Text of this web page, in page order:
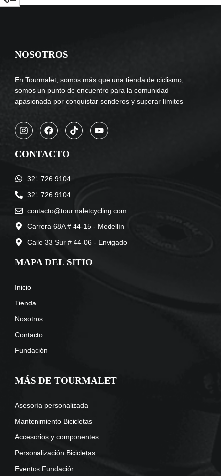
NOSOTROS
En Tourmalet, somos más que una tienda de ciclismo,
somos un punto de encuentro para la comunidad
apasionada por conquistar senderos y superar límites.
CONTACTO
321 726 9104
321 726 9104
contacto@tourmaletcycling.com
Carrera 68A # 44-15 - Medellín
Calle 33 Sur # 44-06 - Envigado
MAPA DEL SITIO
Inicio
Tienda
Nosotros
Contacto
Fundación
MÁS DE TOURMALET
Asesoría personalizada
Mantenimiento Bicicletas
Accesorios y componentes
Personalización Bicicletas
Eventos Fundación